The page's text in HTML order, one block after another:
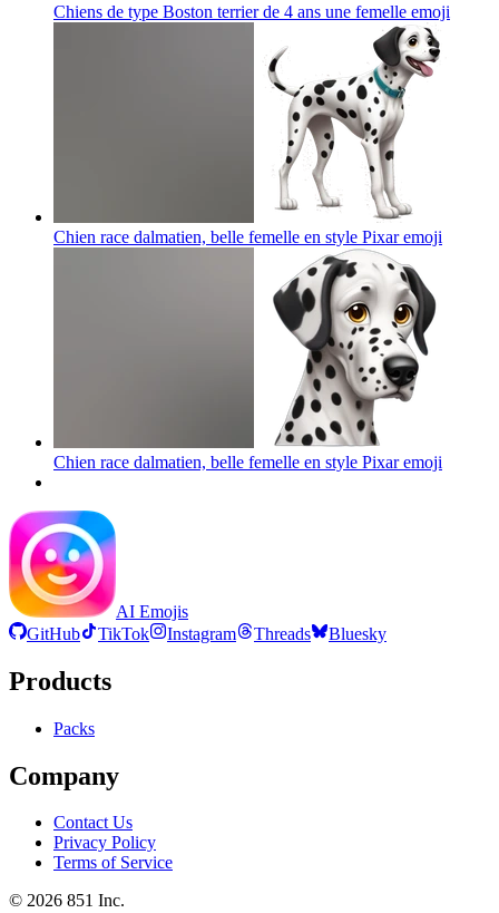
Chiens de type Boston terrier de 4 ans une femelle emoji
Chien race dalmatien, belle femelle en style Pixaremoji
Chien race dalmatien, belle femelle en style Pixaremoji
AI Emojis
GitHub
TikTok Instagram Threads Bluesky
Products
Packs
Company
Contact Us
Privacy Policy
Terms of Service
© 2026 851 Inc.